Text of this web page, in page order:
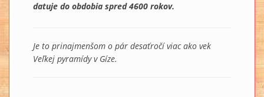
datuje do obdobia spred 4600 rokov.
Je to prinajmenšom o pár desaťročí viac ako vek
Veľkej pyramídy v Gíze.